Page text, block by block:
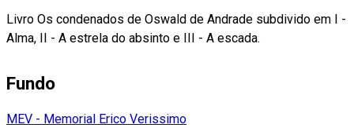
Livro Os condenados de Oswald de Andrade subdivido em I -
Alma, II - A estrela do absinto e III - A escada.
Fundo
MEV - Memorial Erico Verissimo